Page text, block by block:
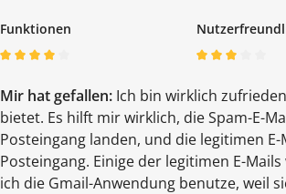
Funktionen
Mir hat gefallen: Ich bin wirklich
bietet. Es hilft mir wirklich, die Spam-E-
Posteingang landen, und die legitimen
Posteingang. Einige der legitimen E-
ich die Gmail-Anwendung benutze, weil